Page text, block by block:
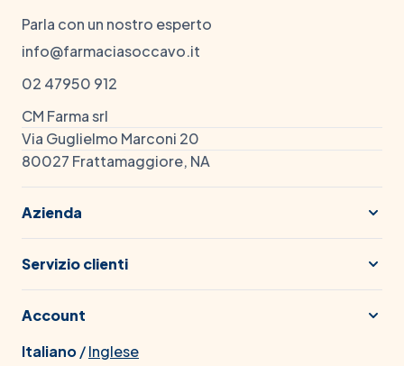
Parla con un nostro esperto
info@farmaciasoccavo.it
02 47950 912
CM Farma srl
Via Guglielmo Marconi 20
80027 Frattamaggiore, NA
Azienda
Servizio clienti
Account
Italiano/Inglese